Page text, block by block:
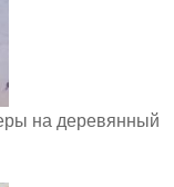
на деревянный